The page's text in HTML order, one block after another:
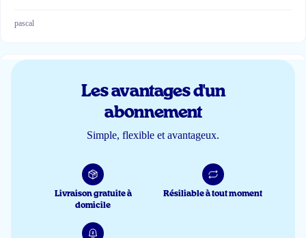
pascal
Gaat er goed in bij onze kids! Aanrader!
Niet goedkoop maar wel kwalitatief hoogstaand. Wij zijn fan
Les avantages d'un
abonnement
Simple, flexible et avantageux.
Livraison gratuite à
domicile
Résiliable à tout moment